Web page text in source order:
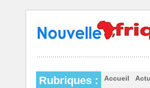
Rubriques : Accueil